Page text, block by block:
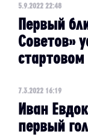
5.9.2022 22:48
Первый
Советов»
стартовом
7.3.2022 16:19
Иван
первый